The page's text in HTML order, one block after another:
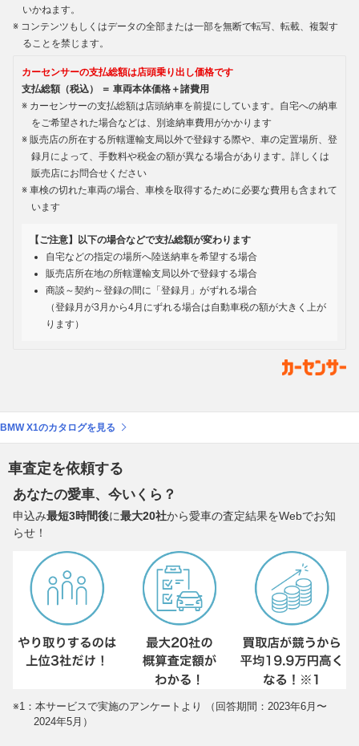
いかねます。
コンテンツもしくはデータの全部または一部を無断で転写、転載、複製す
ることを禁じます。
カーセンサーの支払総額は店頭乗り出し価格です
支払総額（税込） ＝ 車両本体価格＋諸費用
カーセンサーの支払総額は店頭納車を前提にしています。自宅への納車
をご希望された場合などは、別途納車費用がかかります
販売店の所在する所轄運輸支局以外で登録する際や、車の定置場所、登
録月によって、手数料や税金の額が異なる場合があります。詳しくは
販売店にお問合せください
車検の切れた車両の場合、車検を取得するために必要な費用も含まれて
います
【ご注意】以下の場合などで支払総額が変わります
自宅などの指定の場所へ陸送納車を希望する場合
販売店所在地の所轄運輸支局以外で登録する場合
商談～契約～登録の間に「登録月」がずれる場合
（登録月が3月から4月にずれる場合は自動車税の額が大きく上が
ります）
BMW X1のカタログを見る
車査定を依頼する
あなたの愛車、今いくら？
申込み最短3時間後に最大20社から愛車の査定結果をWebでお知
らせ！
※1：本サービスで実施のアンケートより （回答期間：2023年6月〜
2024年5月）